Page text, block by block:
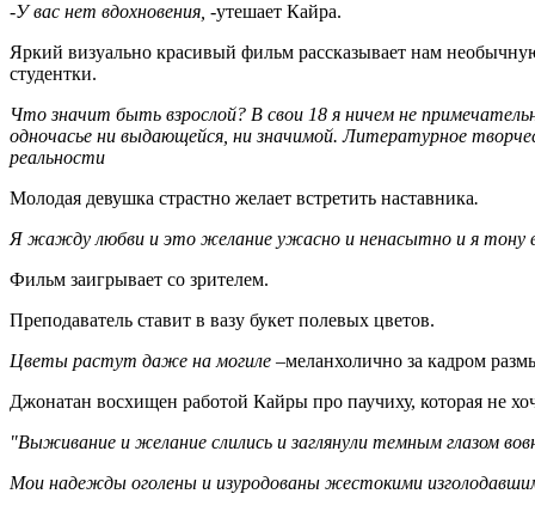
-У вас нет вдохновения, -утешает Кайра.
Яркий визуально красивый фильм рассказывает нам
студентки.
Что значит быть взрослой? В свои 18 я ничем не
одночасье ни выдающейся, ни значимой. Литературное
реальности
Молодая девушка страстно желает встретить наставника.
Я жажду любви и это желание ужасно и ненасытно и я тону
Фильм заигрывает со зрителем.
Преподаватель ставит в вазу букет полевых цветов.
Цветы растут даже на могиле –меланхолично за кадром
Джонатан восхищен работой Кайры про паучиху, которая не
"Выживание и желание слились и заглянули темным глазом
Мои надежды оголены и изуродованы жестокими